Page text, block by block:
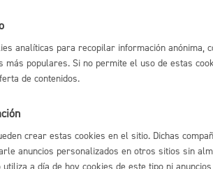
Volver atrás
analíticas para recopilar información anónima,
más populares. Si no permite el uso de estas
de contenidos.
crear estas cookies en el sitio. Dichas
anuncios personalizados en otros sitios sin